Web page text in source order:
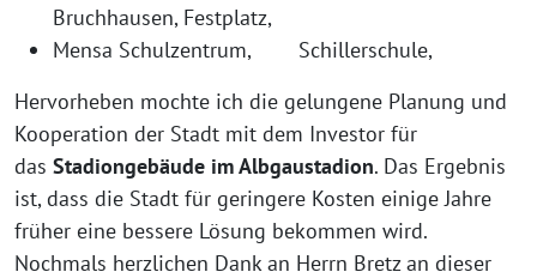
Bruchhausen, Festplatz,
Mensa Schulzentrum, Schillerschule,
Hervorheben mochte ich die gelungene Planung und
Kooperation der Stadt mit dem Investor für
das Stadiongebäude im Albgaustadion. Das Ergebnis
ist, dass die Stadt für geringere Kosten einige Jahre
früher eine bessere Lösung bekommen wird.
Nochmals herzlichen Dank an Herrn Bretz an dieser